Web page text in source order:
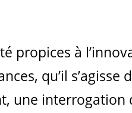
propices à
qu’il
une